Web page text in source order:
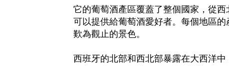
它的葡萄酒產區覆蓋了整個國家，從
可以提供給葡萄酒愛好者。每個地區
歎為觀止的景色。
西班牙的北部和西北部暴露在大西洋